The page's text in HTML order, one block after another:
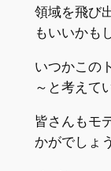
領域を飛び
もいいかも
いつかこの
～と考えて
皆さんもモ
かがでしょ